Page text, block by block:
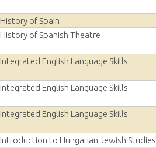
History of Spain
History of Spanish Theatre
Integrated English Language Skills
Integrated English Language Skills
Integrated English Language Skills
Introduction to Hungarian Jewish Studies